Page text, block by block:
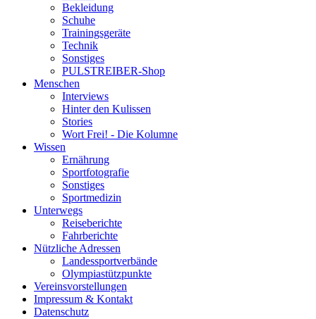
Bekleidung
Schuhe
Trainingsgeräte
Technik
Sonstiges
PULSTREIBER-Shop
Menschen
Interviews
Hinter den Kulissen
Stories
Wort Frei! - Die Kolumne
Wissen
Ernährung
Sportfotografie
Sonstiges
Sportmedizin
Unterwegs
Reiseberichte
Fahrberichte
Nützliche Adressen
Landessportverbände
Olympiastützpunkte
Vereinsvorstellungen
Impressum & Kontakt
Datenschutz